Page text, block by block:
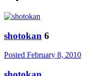
shotokan 6
Posted February 8, 2010